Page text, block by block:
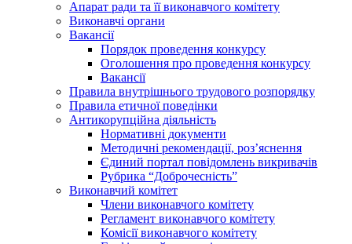
Апарат ради та її виконавчого комітету
Виконавчі органи
Вакансії
Порядок проведення конкурсу
Оголошення про проведення конкурсу
Вакансії
Правила внутрішнього трудового розпорядку
Правила етичної поведінки
Антикорупційна діяльність
Нормативні документи
Методичні рекомендації, роз’яснення
Єдиний портал повідомлень викривачів
Рубрика “Доброчесність”
Виконавчий комітет
Члени виконавчого комітету
Регламент виконавчого комітету
Комісії виконавчого комітету